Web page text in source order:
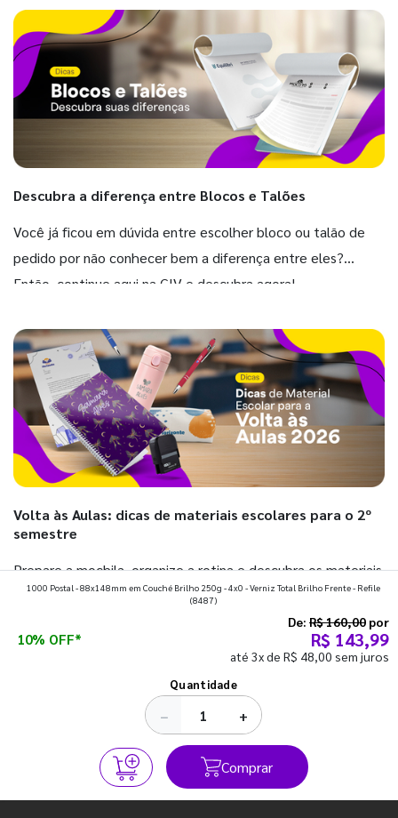
Descubra a diferença entre Blocos e Talões
Você já ficou em dúvida entre escolher bloco ou talão de
pedido por não conhecer bem a diferença entre eles?
Então, continue aqui na GIV e descubra agora!
Volta às Aulas: dicas de materiais escolares para o 2º
semestre
Prepare a mochila, organize a rotina e descubra os materiais
que fazem toda diferença para começar o segundo
1000 Postal - 88x148mm em Couché Brilho 250g - 4x0 - Verniz Total Brilho Frente - Refile
(8487)
10% OFF*
De: R$ 160,00 por
R$ 143,99
até 3x de R$ 48,00 sem juros
Quantidade
− +
Comprar